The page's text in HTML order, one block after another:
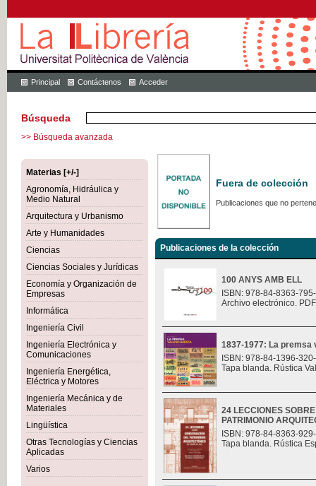
Principal Contáctenos Acceder
Búsqueda
>> Búsqueda avanzada
Materias [+/-]
Agronomía, Hidráulica y
Medio Natural
Arquitectura y Urbanismo
Arte y Humanidades
Ciencias
Ciencias Sociales y Jurídicas
Economía y Organización de
Empresas
Informática
Ingeniería Civil
Ingeniería Electrónica y
Comunicaciones
Ingeniería Energética,
Eléctrica y Motores
Ingeniería Mecánica y de
Materiales
Lingüística
Otras Tecnologías y Ciencias
Aplicadas
Varios
Fuera de colección
Publicaciones que no
Publicaciones de la colección
100 ANYS AMB ELL
ISBN: 978-84-8363-
Archivo electrónico.
1837-1977: La premsa
ISBN: 978-84-1396-
Tapa blanda. Rústica
24 LECCIONES
PATRIMONIO
ISBN: 978-84-8363-
Tapa blanda. Rústica